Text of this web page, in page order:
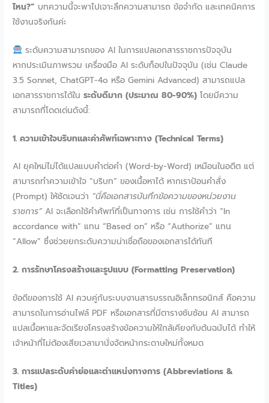
ไหน?” บทความนี้จะพาไปเจาะลึกความสามารถ ข้อจำกัด และเทคนิคการ
ใช้งานจริงกันค่ะ
ระดับความสามารถของ AI ในการแปลเอกสารราชการปัจจุบัน
หากประเมินภาพรวม เครื่องมือ AI ระดับท็อปในปัจจุบัน (เช่น Claude
3.5 Sonnet, ChatGPT-4o หรือ Gemini Advanced) สามารถแปล
เอกสารราชการได้ในระดับดีมาก (ประมาณ 80-90%) โดยมีความ
สามารถที่โดดเด่นดังนี้:
1. ความเข้าใจบริบทและคำศัพท์เฉพาะทาง (Technical Terms)
AI ยุคใหม่ไม่ได้แปลแบบคำต่อคำ (Word-by-Word) เหมือนในอดีต แต่
สามารถทำความเข้าใจ “บริบท” ของเนื้อหาได้ หากเราป้อนคำสั่ง
(Prompt) ให้ชัดเจนว่า “นี่คือเอกสารบันทึกข้อความของหน่วยงาน
ราชการ” AI จะเลือกใช้คำศัพท์ที่เป็นทางการ เช่น การใช้คำว่า “In
accordance with” แทน “Based on” หรือ “Authorize” แทน
“Allow” ซึ่งช่วยยกระดับความน่าเชื่อถือของเอกสารได้ทันที
2. การรักษาโครงสร้างและรูปแบบ (Formatting Preservation)
ข้อดีของการใช้ AI ควบคู่กับระบบงานสารบรรณอิเล็กทรอนิกส์ คือความ
สามารถในการอ่านไฟล์ PDF หรือเอกสารที่มีตารางซับซ้อน AI สามารถ
แปลเนื้อหาและจัดเรียงโครงสร้างข้อความให้ใกล้เคียงกับต้นฉบับได้ ทำให้
เจ้าหน้าที่ไม่ต้องเสียเวลามานั่งจัดหน้ากระดาษใหม่ทั้งหมด
3. การแปลระดับคำย่อและตำแหน่งทางการ (Abbreviations &
Titles)